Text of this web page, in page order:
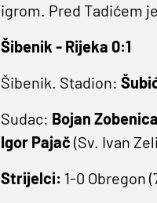
igrom. Pred Tadićem
Šibenik - Rijeka 0:1
Šibenik. Stadion:
Sudac: Bojan Zobenica
Igor Pajač (Sv. Ivan
Strijelci: 1-0 Obregon